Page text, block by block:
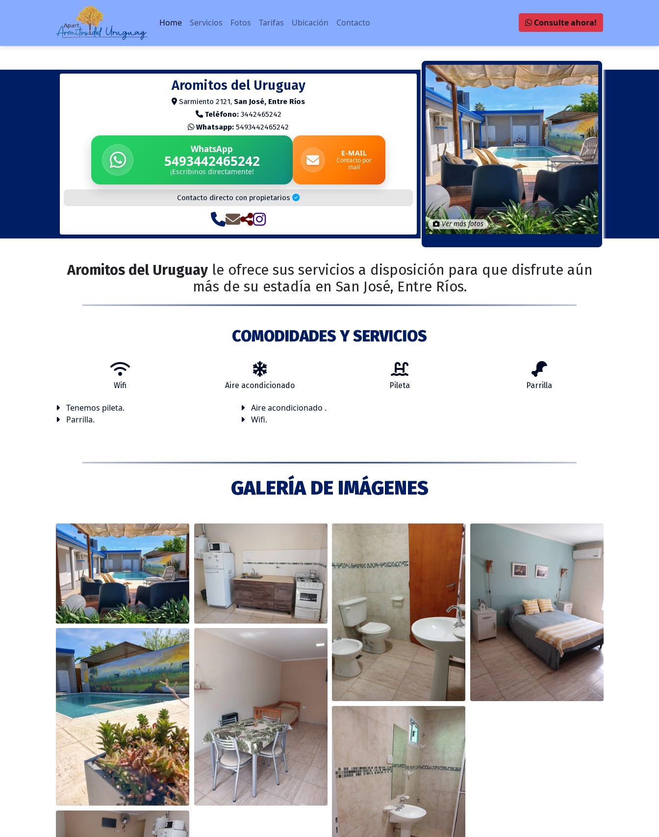
Home Servicios Fotos Tarifas Ubicación Contacto Consulte ahora!
Aromitos del Uruguay
Sarmiento 2121, San José, Entre Ríos
Teléfono:3442465242
Whatsapp: 5493442465242
WhatsApp
5493442465242
¡Escribinos directamente!
E-MAIL
Contacto por
mail
Contacto directo con propietarios
Anterior Próximo
Ver más fotos
Aromitos del Uruguayle ofrece sus servicios a disposición para que disfrute aún
más de su estadía en San José, Entre Ríos.
COMODIDADES Y SERVICIOS
Wifi Aire acondicionado Pileta Parrilla
Tenemos pileta.
Parrilla.
Aire acondicionado .
Wifi.
GALERÍA DE IMÁGENES